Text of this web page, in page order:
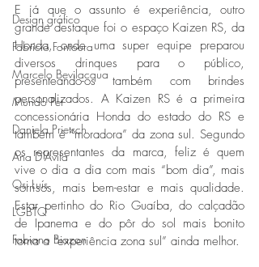
Design gráfico
Fabrício Fontoura
Marcelo Bevilacqua
Mundo Pet
Daniela Prietsch
Ana D'Avila
Osi Luís
LGBTQ
Fabiano Biazon
E já que o assunto é experiência, outro
grande destaque foi o espaço Kaizen RS, da
Honda, onde uma super equipe preparou
diversos drinques para o público,
presenteando-os também com brindes
personalizados. A Kaizen RS é a primeira
concessionária Honda do estado do RS e
também é “moradora” da zona sul. Segundo
os representantes da marca, feliz é quem
vive o dia a dia com mais “bom dia”, mais
sorrisos, mais bem-estar e mais qualidade.
Estar pertinho do Rio Guaíba, do calçadão
de Ipanema e do pôr do sol mais bonito
torna a “experiência zona sul” ainda melhor.